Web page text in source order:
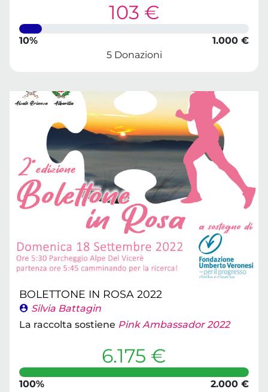
103 €
10%
1.000 €
5 Donazioni
BOLETTONE IN ROSA 2022
Silvia Battagin
La raccolta sostiene Pink Ambassador 2022
6.175 €
100%
2.000 €